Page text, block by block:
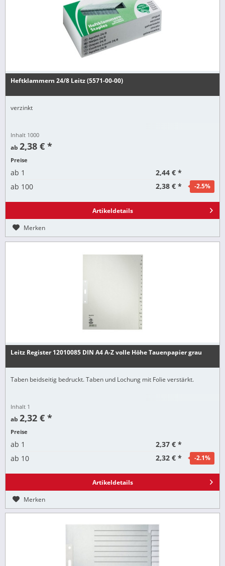
Heftklammern 24/8 Leitz (5571-00-00)
verzinkt
Inhalt 1000
ab2,38 € *
Preise
ab 1
2,44 € *
ab 100 2,38 € * -2.5%
Artikeldetails
Merken
Leitz Register 12010085 DIN A4 A-Z volle Höhe Tauenpapier grau
Taben beidseitig bedruckt. Taben und Lochung mit Folie verstärkt.
Inhalt 1
ab2,32 € *
Preise
ab 1
2,37 € *
ab 10 2,32 € * -2.1%
Artikeldetails
Merken